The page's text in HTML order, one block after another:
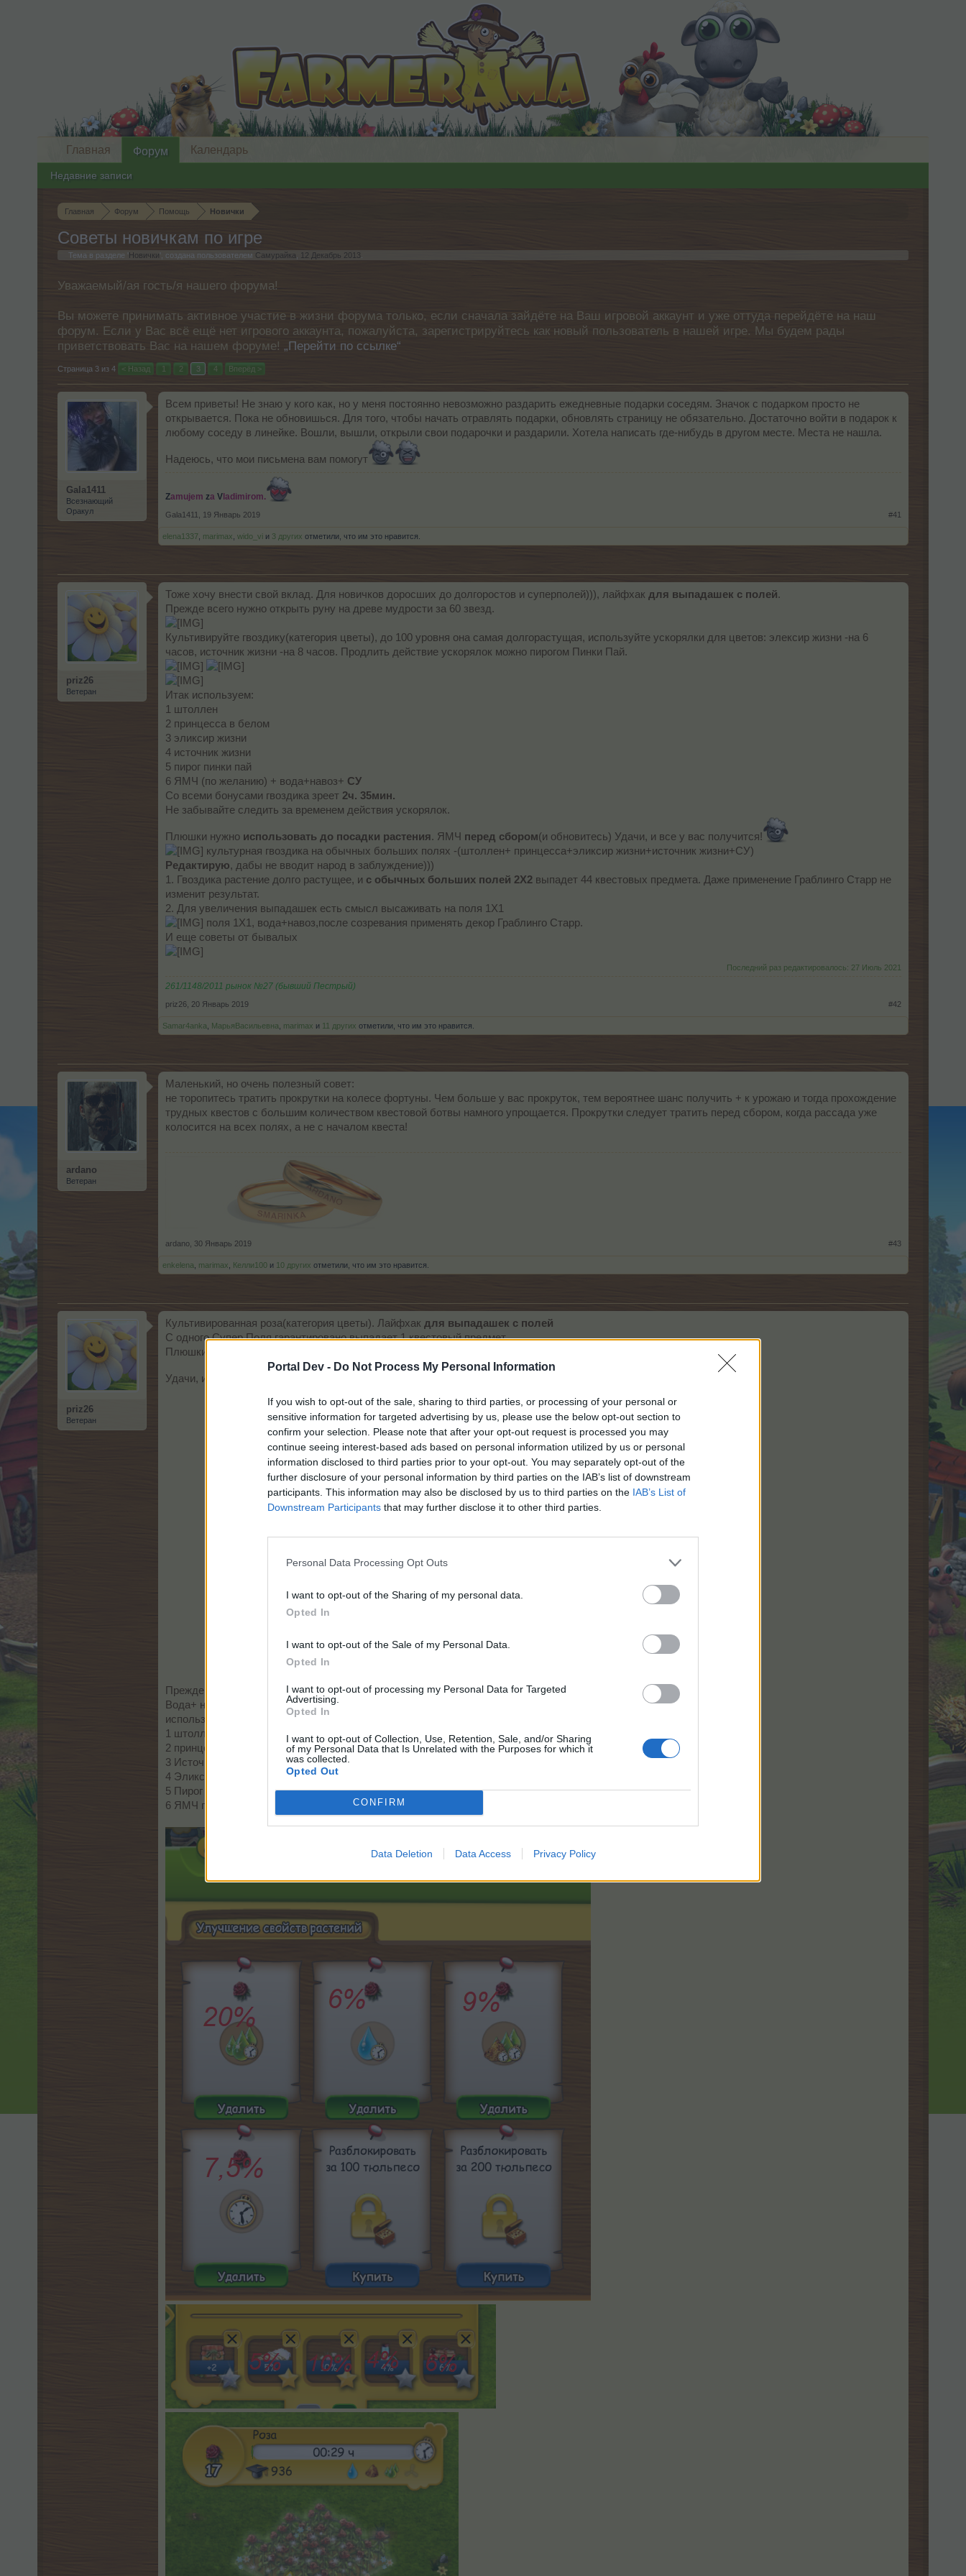
Portal Dev - Do Not Process My Personal Information
If you wish to opt-out of the sale, sharing to third parties, or processing of your personal or
sensitive information for targeted advertising by us, please use the below opt-out section to
confirm your selection. Please note that after your opt-out request is processed you may
continue seeing interest-based ads based on personal information utilized by us or personal
information disclosed to third parties prior to your opt-out. You may separately opt-out of the
further disclosure of your personal information by third parties on the IAB’s list of downstream
participants. This information may also be disclosed by us to third parties on the IAB’s List of
Downstream Participants that may further disclose it to other third parties.
Personal Data Processing Opt Outs
I want to opt-out of the Sharing of my personal data.
Opted In
I want to opt-out of the Sale of my Personal Data.
Opted In
I want to opt-out of processing my Personal Data for Targeted
Advertising.
Opted In
I want to opt-out of Collection, Use, Retention, Sale, and/or Sharing
of my Personal Data that Is Unrelated with the Purposes for which it
was collected.
Opted Out
CONFIRM
Data Deletion Data Access Privacy Policy
Главная Форум Помощь Новички
Советы новичкам по игре
Тема в разделе ' Новички ', создана пользователем Самурайка 12 Декабрь 2013
Уважаемый/ая гость/я нашего форума!
Вы можете принимать активное участие в жизни форума только, если сначала зайдёте на Ваш игровой аккаунт и уже оттуда перейдёте на наш
форум. Если у Вас всё ещё нет игрового аккаунта, пожалуйста, зарегистрируйтесь как новый пользователь в нашей игре. Мы будем рады
приветствовать Вас на нашем форуме! „Перейти по ссылке“
Страница 3 из 4 < Назад 1 2 3 4 Вперёд >
Gala1411
Всезнающий
Оракул
Всем приветы! Не знаю у кого как, но у меня постоянно невозможно раздарить ежедневные подарки соседям. Значок с подарком просто не
открывается. Пока не обновишься. Для того, чтобы начать отравлять подарки, обновлять страницу не обязательно. Достаточно войти в подарок к
любому соседу в линейке. Вошли, вышли, открыли свои подарочки и раздарили. Хотела написать где-нибудь в другом месте. Места не нашла.
Надеюсь, что мои письмена вам помогут
Zamujem zа V ladimirom.
Gala1411 19 Январь 2019 #41
elena1337 marimax wido_vi и 3 других отметили, что им это нравится.
priz26
Ветеран
Тоже хочу внести свой вклад. Для новичков доросших до долгоростов и суперполей))), лайфхак для выпадашек с полей.
Прежде всего нужно открыть руну на древе мудрости за 60 звезд.
Культивируйте гвоздику(категория цветы), до 100 уровня она самая долгорастущая, используйте ускорялки для цветов: элексир жизни -на 6
часов, источник жизни -на 8 часов. Продлить действие ускорялок можно пирогом Пинки Пай.
Итак используем:
1 штоллен
2 принцесса в белом
3 эликсир жизни
4 источник жизни
5 пирог пинки пай
6 ЯМЧ (по желанию) + вода+навоз+ СУ
Со всеми бонусами гвоздика зреет 2ч. 35мин.
Не забывайте следить за временем действия ускорялок.
Плюшки нужно использовать до посадки растения. ЯМЧ перед сбором(и обновитесь) Удачи, и все у вас получится!
культурная гвоздика на обычных больших полях -(штоллен+ принцесса+эликсир жизни+источник жизни+СУ)
Редактирую, дабы не вводит народ в заблуждение)))
1. Гвоздика растение долго растущее, и с обычных больших полей 2Х2 выпадет 44 квестовых предмета. Даже применение Граблинго Старр не
изменит результат.
2. Для увеличения выпадашек есть смысл высаживать на поля 1Х1
поля 1Х1, вода+навоз,после созревания применять декор Граблинго Старр.
И еще советы от бывалых
Последний раз редактировалось: 27 Июль 2021
261/1148/2011 рынок №27 (бывший Пестрый)
priz26 20 Январь 2019 #42
Samar4anka МарьяВасильевна marimax и 11 других отметили, что им это нравится.
ardano
Ветеран
Маленький, но очень полезный совет:
не торопитесь тратить прокрутки на колесе фортуны. Чем больше у вас прокруток, тем вероятнее шанс получить + к урожаю и тогда прохождение
трудных квестов с большим количеством квестовой ботвы намного упрощается. Прокрутки следует тратить перед сбором, когда рассада уже
колосится на всех полях, а не с началом квеста!
ardano 30 Январь 2019 #43
enkelena marimax Келли100 и 10 других отметили, что им это нравится.
priz26
Ветеран
Культивированная роза(категория цветы). Лайфхак для выпадашек с полей
С одного Супер Поля гарантировано выпадает 1 квестовый предмет.
Плюшки нужно
Удачи, и все у вас получится!
Прежде всего нужно открыть руну на древе мудрости за 60 звез
Вода+ навоз+ СУ+ Источник Жизни+ Эликсир Жизни на Супер Полях.
используем:
1 штоллен
2 принцесса в белом
3 Источник жизни - 8 часов
4 Эликсир жизни- 6 часов
5 Пирог Пинки Пай(по желанию, продлевает время действия бонусов)
6 ЯМЧ по желанию
Главная Форум
Недавние записи
Календарь